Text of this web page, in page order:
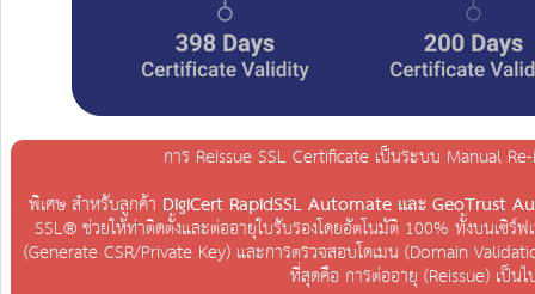
การ Reissue SSL Certificate เป็นระบบ Manual
พิเศษ สำหรับลูกค้า DigiCert RapidSSL Automate และ GeoTrust
SSL® ช่วยให้ท่าติดตั้งและต่ออายุใบรับรองโดยอัตโนมัติ 100% ทั้งบนเซิ
(Generate CSR/Private Key) และการตรวจสอบโดเมน (Domain
ที่สุดคือ การต่ออายุ (Reissue) เป็น